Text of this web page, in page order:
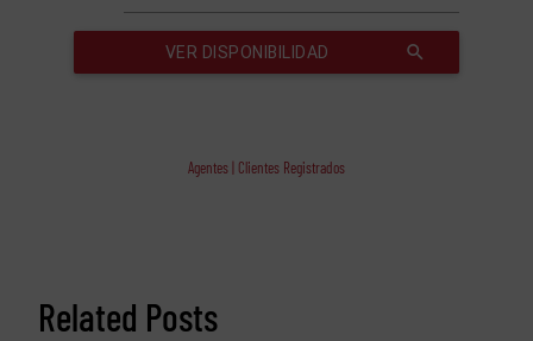
Agentes | Clientes Registrados
Related Posts